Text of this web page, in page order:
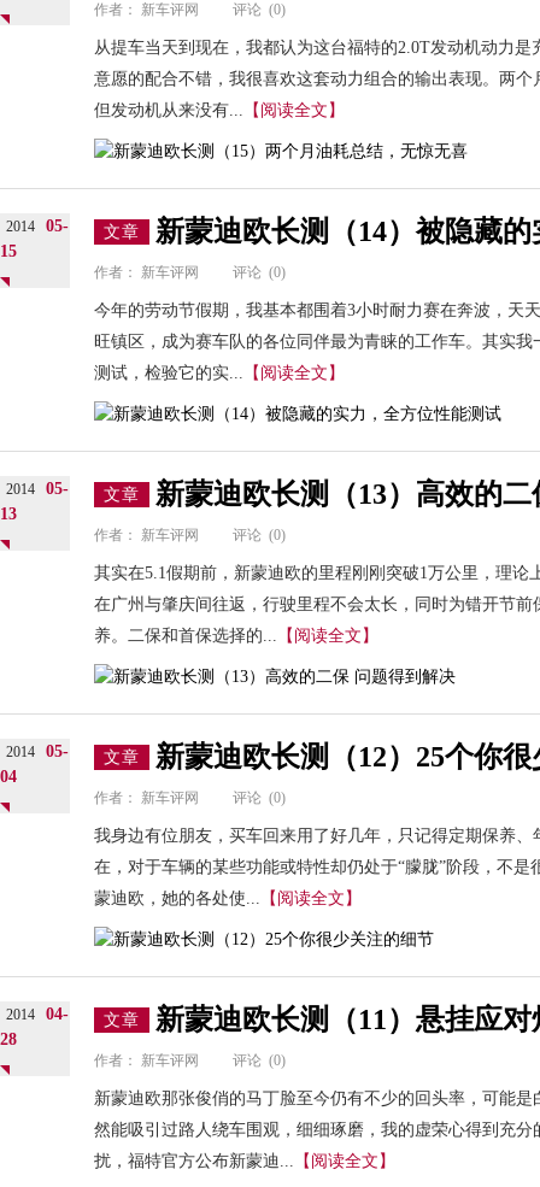
作者： 新车评网 评论 (0)
从提车当天到现在，我都认为这台福特的2.0T发动机动力
意愿的配合不错，我很喜欢这套动力组合的输出表现。两
但发动机从来没有... 【阅读全文】
2014
05-
15
文章 新蒙迪欧长测（14）被隐藏
作者： 新车评网 评论 (0)
今年的劳动节假期，我基本都围着3小时耐力赛在奔波，天
旺镇区，成为赛车队的各位同伴最为青睐的工作车。其实
测试，检验它的实... 【阅读全文】
2014
05-
13
文章 新蒙迪欧长测（13）高效的
作者： 新车评网 评论 (0)
其实在5.1假期前，新蒙迪欧的里程刚刚突破1万公里，理
在广州与肇庆间往返，行驶里程不会太长，同时为错开节
养。二保和首保选择的... 【阅读全文】
2014
05-
04
文章 新蒙迪欧长测（12）25个你
作者： 新车评网 评论 (0)
我身边有位朋友，买车回来用了好几年，只记得定期保养
在，对于车辆的某些功能或特性却仍处于“朦胧”阶段，不
蒙迪欧，她的各处使... 【阅读全文】
2014
04-
28
文章 新蒙迪欧长测（11）悬挂应
作者： 新车评网 评论 (0)
新蒙迪欧那张俊俏的马丁脸至今仍有不少的回头率，可能
然能吸引过路人绕车围观，细细琢磨，我的虚荣心得到充
扰，福特官方公布新蒙迪... 【阅读全文】